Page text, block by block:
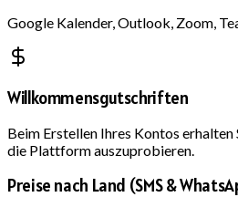
Google Kalender, Outlook, Zoom,
Willkommensgutschriften
Beim Erstellen Ihres Kontos
die Plattform auszuprobieren.
Preise nach Land (SMS &